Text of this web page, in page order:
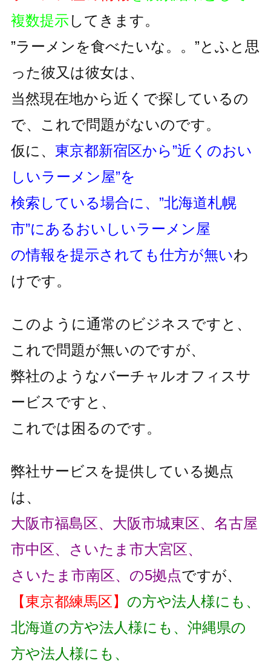
複数提示 してきます。
”ラーメンを食べたいな。。”とふと思
った彼又は彼女は、
当然現在地から近くで探しているの
で、これで問題がないのです。
仮に、 東京都新宿区から”近くのおい
しいラーメン屋”を
検索している場合に、”北海道札幌
市”にあるおいしいラーメン屋
の情報を提示されても仕方が無いわ
けです。
このように通常のビジネスですと、
これで問題が無いのですが、
弊社のようなバーチャルオフィスサ
ービスですと、
これでは困るのです。
弊社サービスを提供している拠点
は、
大阪市福島区、大阪市城東区、名古屋
市中区、さいたま市大宮区、
さいたま市南区、の5拠点ですが、
【東京都練馬区】 の方や法人様にも、
北海道の方や法人様にも、沖縄県の
方や法人様にも、